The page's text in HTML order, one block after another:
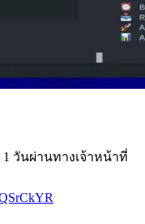
วันผ่านทางเจ้าหน้าที่